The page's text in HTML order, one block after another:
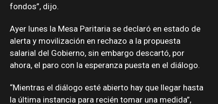
fondos”, dijo.
Ayer lunes la Mesa Paritaria se declaró en estado de
alerta y movilización en rechazo a la propuesta
salarial del Gobierno, sin embargo descartó, por
ahora, el paro con la esperanza puesta en el diálogo.
“Mientras el diálogo esté abierto hay que llegar hasta
la última instancia para recién tomar una medida”,